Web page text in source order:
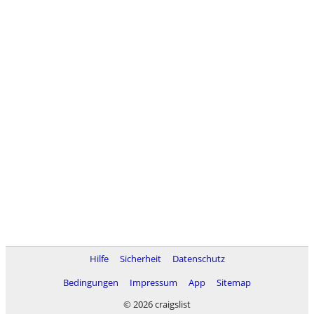
Hilfe Sicherheit
Datenschutz
Bedingungen
Impressum App
Sitemap
© 2026 craigslist